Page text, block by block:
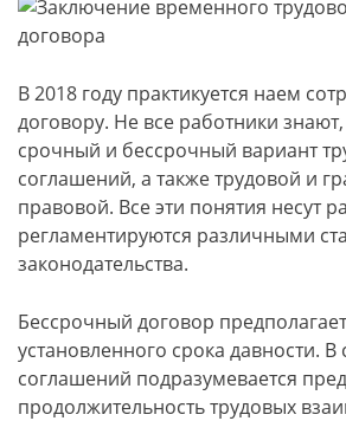
В 2018 году практикуется наем
договору. Не все работники
срочный и бессрочный вариант
соглашений, а также трудовой и
правовой. Все эти понятия несут
регламентируются различными
законодательства.
Бессрочный договор
установленного срока давности.
соглашений подразумевается
продолжительность трудовых